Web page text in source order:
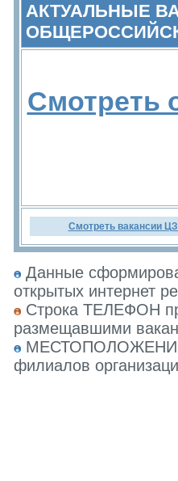
АКТУАЛЬНЫЕ
Смотреть
Смотреть вакансии
Данные
открытых интернет
Строка ТЕЛЕФОН
размещавшими
МЕСТОПОЛОЖЕНИЕ
филиалов